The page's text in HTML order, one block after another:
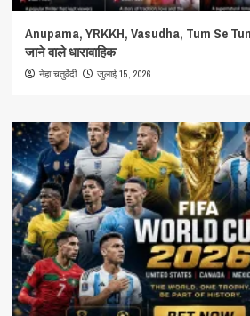
Anupama, YRKKH, Vasudha, Tum Se
जाने वाले धारावाहिक
नेहा चतुर्वेदी जुलाई 15, 2026